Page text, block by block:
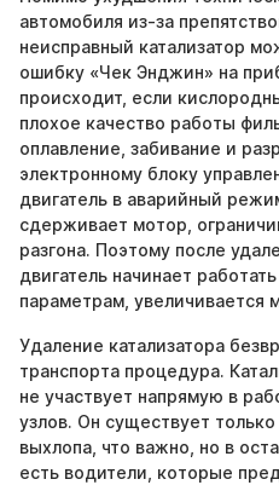
автомобиля из-за
неисправный катализатор
ошибку «Чек Энджин» на
происходит, если
плохое качество работы
оплавление, забивание и
электронному блоку
двигатель в аварийный
сдерживает мотор,
разгона. Поэтому после
двигатель начинает
параметрам, увеличивается
Удаление катализатора
транспорта процедура.
не участвует напрямую в
узлов. Он существует
выхлопа, что важно, но в
есть водители, которые